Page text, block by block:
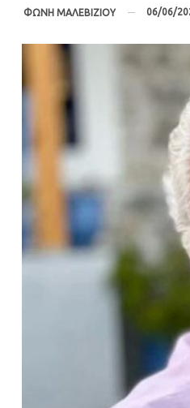
ΦΩΝΗ ΜΑΛΕΒΙΖΙΟΥ 06/06/